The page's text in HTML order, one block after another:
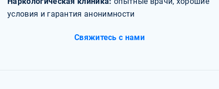
условия и гарантия анонимности
Свяжитесь с нами